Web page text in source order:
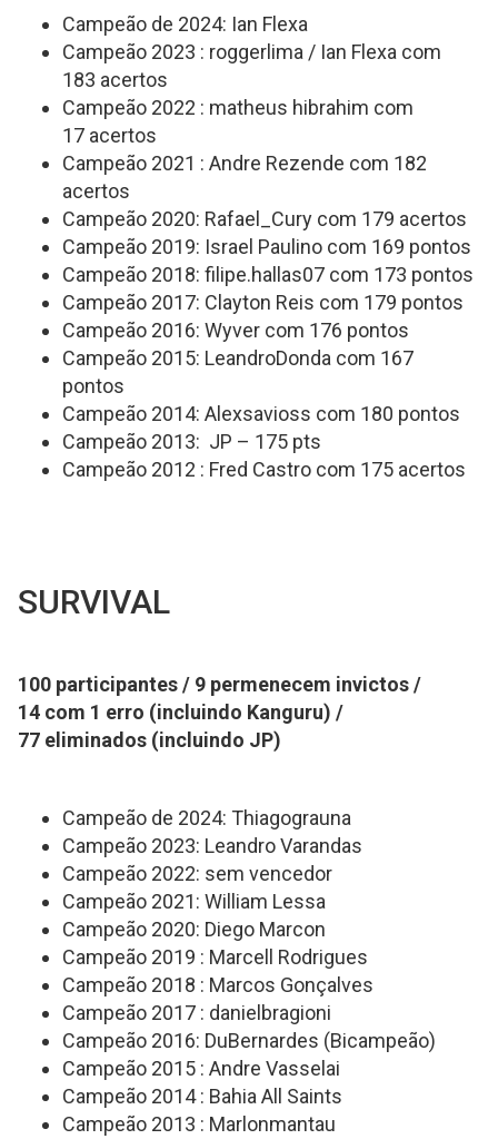
Campeão de 2024: Ian Flexa
Campeão 2023 : roggerlima / Ian Flexa com
183 acertos
Campeão 2022 : matheus hibrahim com
17 acertos
Campeão 2021 : Andre Rezende com 182
acertos
Campeão 2020: Rafael_Cury com 179 acertos
Campeão 2019: Israel Paulino com 169 pontos
Campeão 2018: filipe.hallas07 com 173 pontos
Campeão 2017: Clayton Reis com 179 pontos
Campeão 2016: Wyver com 176 pontos
Campeão 2015: LeandroDonda com 167
pontos
Campeão 2014: Alexsavioss com 180 pontos
Campeão 2013: JP – 175 pts
Campeão 2012 : Fred Castro com 175 acertos
SURVIVAL
100 participantes / 9 permenecem invictos /
14 com 1 erro (incluindo Kanguru) /
77 eliminados (incluindo JP)
Campeão de 2024: Thiagograuna
Campeão 2023: Leandro Varandas
Campeão 2022: sem vencedor
Campeão 2021: William Lessa
Campeão 2020: Diego Marcon
Campeão 2019 : Marcell Rodrigues
Campeão 2018 : Marcos Gonçalves
Campeão 2017 : danielbragioni
Campeão 2016: DuBernardes (Bicampeão)
Campeão 2015 : Andre Vasselai
Campeão 2014 : Bahia All Saints
Campeão 2013 : Marlonmantau